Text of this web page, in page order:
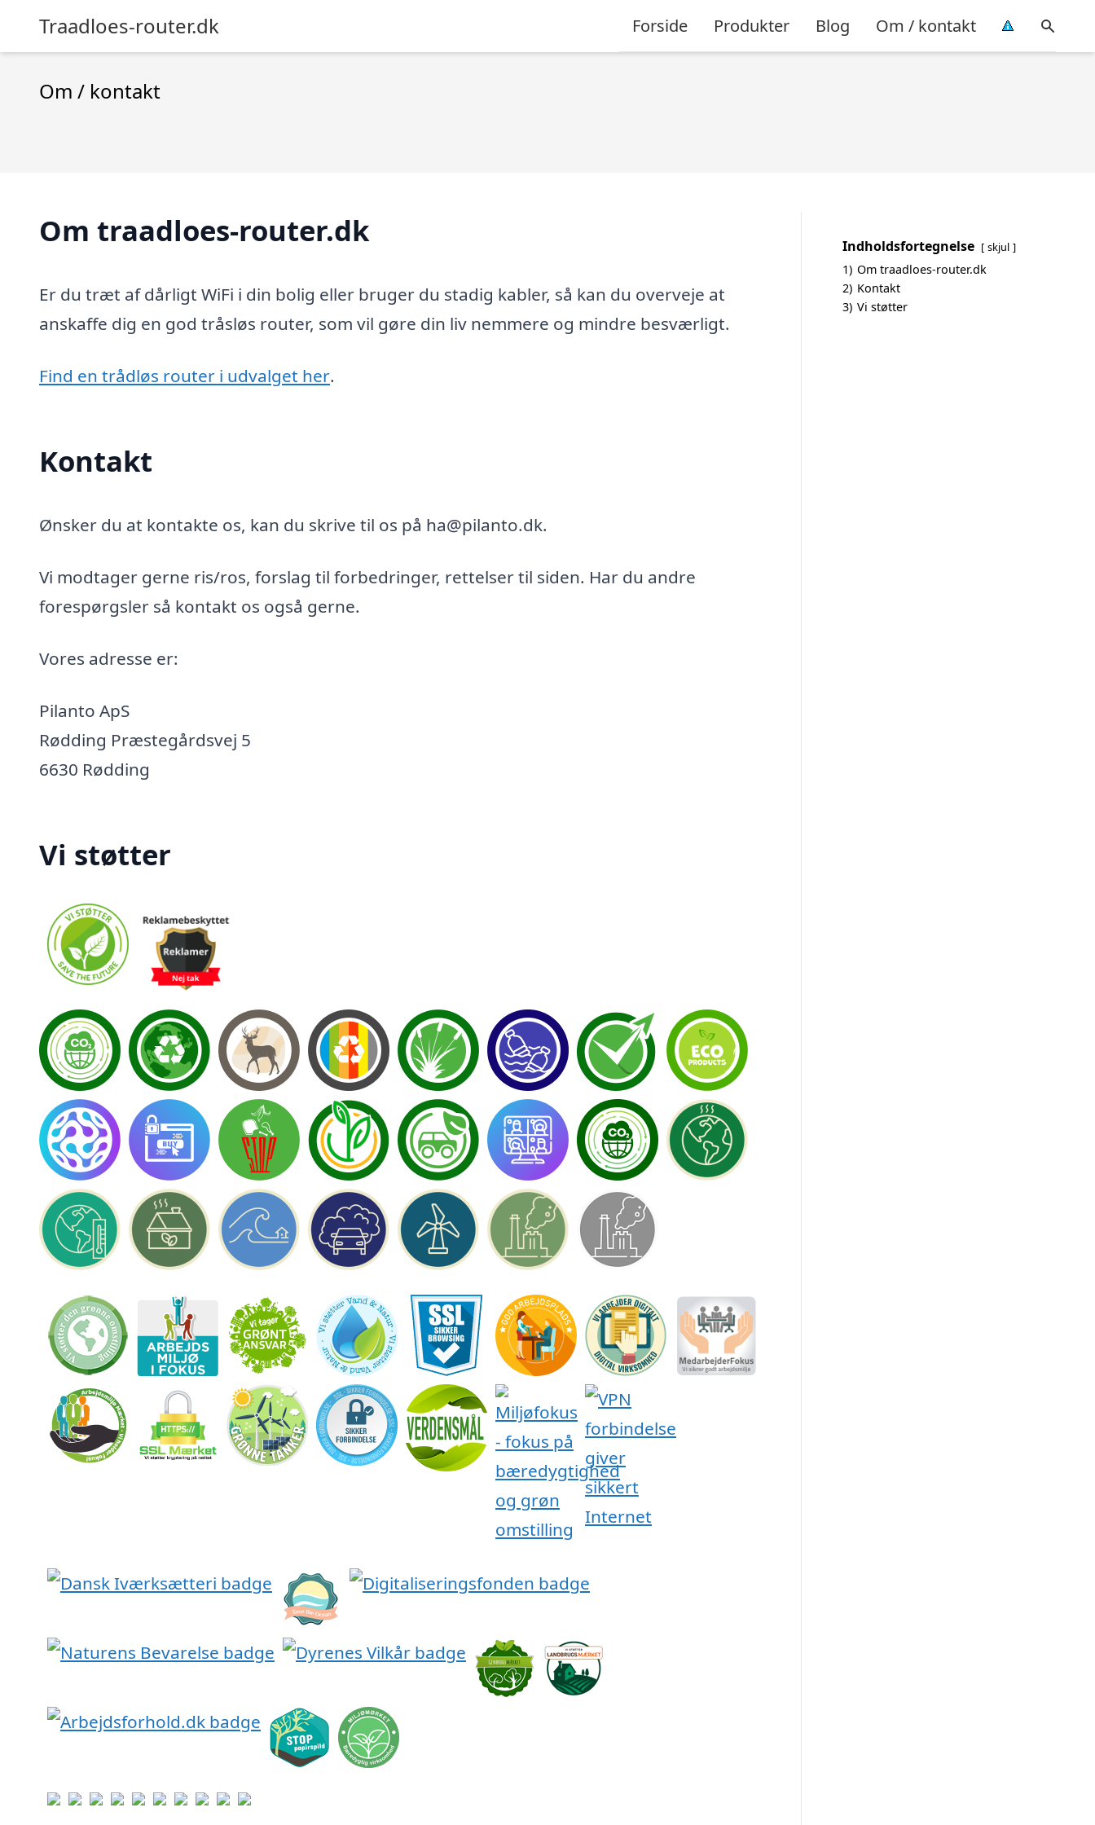
Traadloes-router.dk Forside Produkter Blog Om / kontakt
Om / kontakt
Om traadloes-router.dk
Er du træt af dårligt WiFi i din bolig eller bruger du stadig kabler, så kan du overveje at
anskaffe dig en god tråsløs router, som vil gøre din liv nemmere og mindre besværligt.
Find en trådløs router i udvalget her.
Kontakt
Ønsker du at kontakte os, kan du skrive til os på ha@pilanto.dk.
Vi modtager gerne ris/ros, forslag til forbedringer, rettelser til siden. Har du andre
forespørgsler så kontakt os også gerne.
Vores adresse er:
Pilanto ApS
Rødding Præstegårdsvej 5
6630 Rødding
Vi støtter
Indholdsfortegnelse skjul
1) Om traadloes-router.dk
2) Kontakt
3) Vi støtter